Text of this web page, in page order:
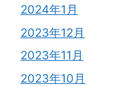
2024年1月
2023年12月
2023年11月
2023年10月